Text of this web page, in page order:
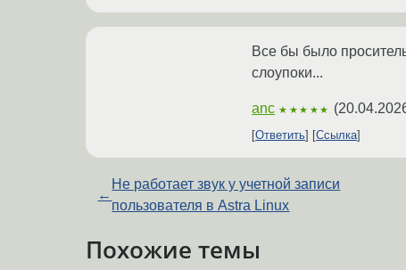
Все бы было
слоупоки...
anc ★★★★★ (
Ответить Ссылка
←
Не работает звук у учетной записи
пользователя в Astra Linux
Похожие темы